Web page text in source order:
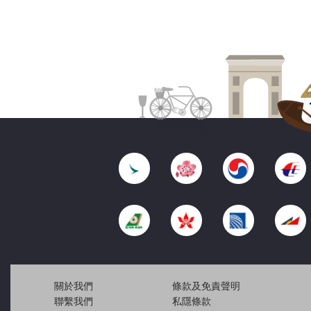
關於我們
聯繫我們
條款及免責聲明
私隱條款